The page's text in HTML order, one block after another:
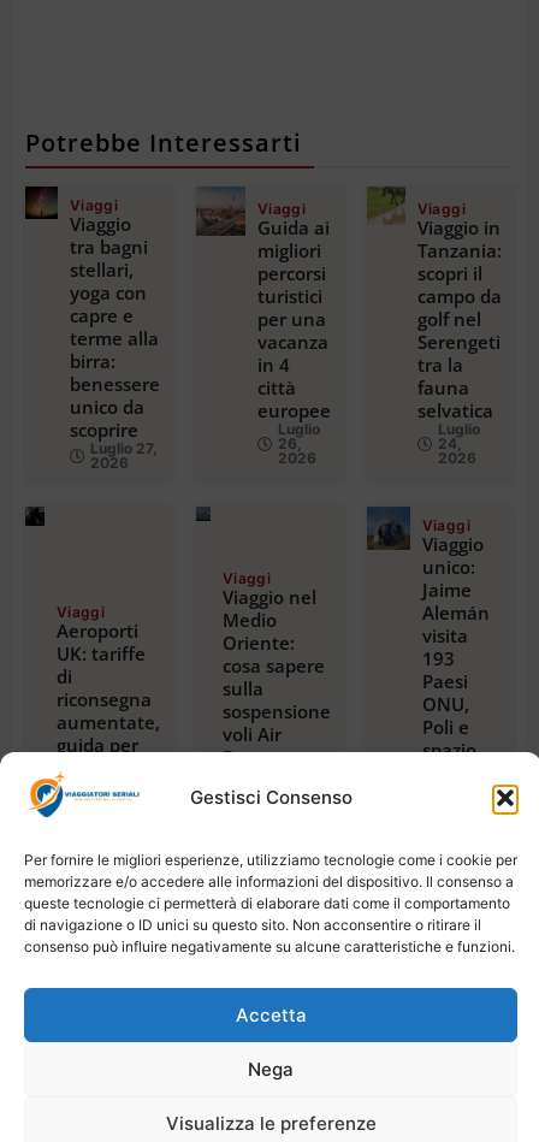
Gestisci Consenso
Per fornire le migliori esperienze, utilizziamo tecnologie come i cookie per
memorizzare e/o accedere alle informazioni del dispositivo. Il consenso a
queste tecnologie ci permetterà di elaborare dati come il comportamento
di navigazione o ID unici su questo sito. Non acconsentire o ritirare il
consenso può influire negativamente su alcune caratteristiche e funzioni.
Accetta
Nega
Visualizza le preferenze
Potrebbe Interessarti
Viaggi
Viaggio
tra bagni
stellari,
yoga con
capre e
terme alla
birra:
benessere
unico da
scoprire
Luglio 27,
2026
Viaggi
Guida ai
migliori
percorsi
turistici
per una
vacanza
in 4
città
europee
Luglio
26,
2026
Viaggi
Viaggio in
Tanzania:
scopri il
campo da
golf nel
Serengeti
tra la
fauna
selvatica
Luglio
24,
2026
Viaggi
Aeroporti
UK: tariffe
di
riconsegna
aumentate,
guida per
viaggiatori
2024
Viaggi
Viaggio nel
Medio
Oriente:
cosa sapere
sulla
sospensione
voli Air
France per
Dubai e
2026
Viaggi
Viaggio
unico:
Jaime
Alemán
visita
193
Paesi
ONU,
Poli e
spazio,
Tanzania
Luglio
21,
2026
Copyright © 2026 Viaggiatori Seriali | Powered by
Digiweb